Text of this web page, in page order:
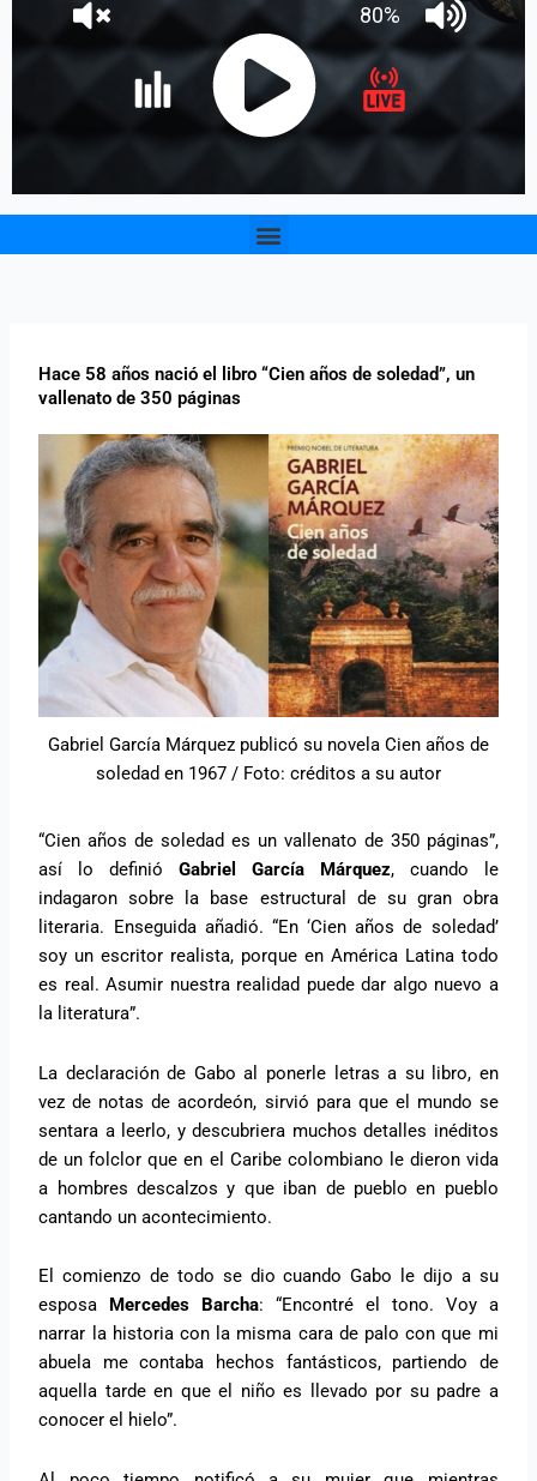
Menu
Hace 58 años nació el libro “Cien años de soledad”, un
vallenato de 350 páginas
Gabriel García Márquez publicó su novela Cien años de
soledad en 1967 / Foto: créditos a su autor
“Cien años de soledad es un vallenato de 350 páginas”,
así lo definióGabriel García Márquez, cuando le
indagaron sobre la base estructural de su gran obra
literaria. Enseguida añadió. “En ‘Cien años de soledad’
soy un escritor realista, porque en América Latina todo
es real. Asumir nuestra realidad puede dar algo nuevo a
la literatura”.
La declaración de Gabo al ponerle letras a su libro, en
vez de notas de acordeón, sirvió para que el mundo se
sentara a leerlo, y descubriera muchos detalles inéditos
de un folclor que en el Caribe colombiano le dieron vida
a hombres descalzos y que iban de pueblo en pueblo
cantando un acontecimiento.
El comienzo de todo se dio cuando Gabo le dijo a su
esposa Mercedes Barcha: “Encontré el tono. Voy a
narrar la historia con la misma cara de palo con que mi
abuela me contaba hechos fantásticos, partiendo de
aquella tarde en que el niño es llevado por su padre a
conocer el hielo”.